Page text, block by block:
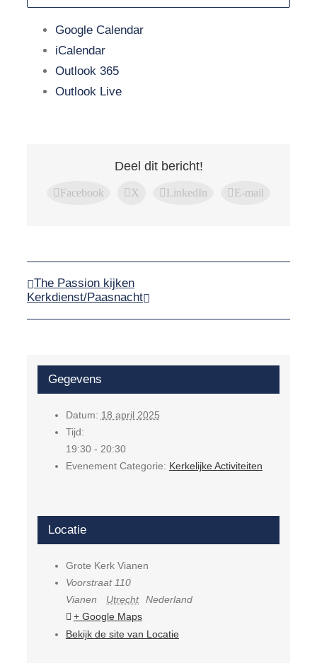
Google Calendar
iCalendar
Outlook 365
Outlook Live
Deel dit bericht!
Facebook X LinkedIn E-mail
The Passion kijken
Kerkdienst/Paasnacht
Gegevens
Datum: 18 april 2025
Tijd:
19:30 - 20:30
Evenement Categorie: Kerkelijke Activiteiten
Locatie
Grote Kerk Vianen
Voorstraat 110
Vianen
Utrecht Nederland
+ Google Maps
Bekijk de site van Locatie